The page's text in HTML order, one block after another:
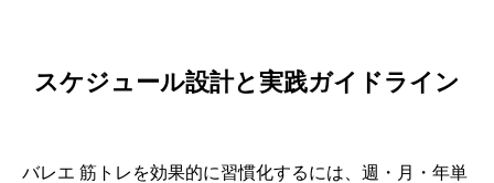
スケジュール設計と実践ガイドライン
バレエ 筋トレを効果的に習慣化するには、週・月・年単